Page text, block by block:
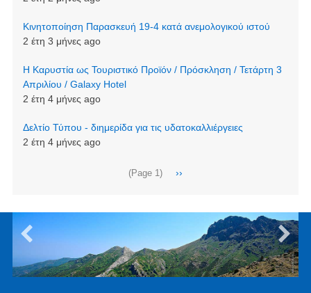
Κινητοποίηση Παρασκευή 19-4 κατά ανεμολογικού ιστού
2 έτη 3 μήνες ago
Η Καρυστία ως Τουριστικό Προϊόν / Πρόσκληση / Τετάρτη 3
Απριλίου / Galaxy Hotel
2 έτη 4 μήνες ago
Δελτίο Τύπου - διημερίδα για τις υδατοκαλλιέργειες
2 έτη 4 μήνες ago
(Page 1)
Next
››